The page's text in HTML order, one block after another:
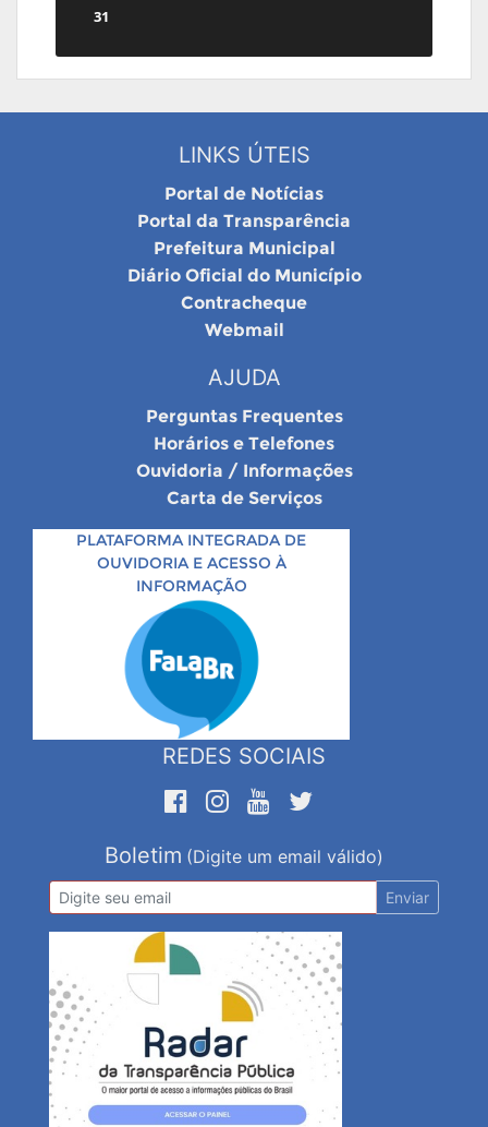
31
LINKS ÚTEIS
Portal de Notícias
Portal da Transparência
Prefeitura Municipal
Diário Oficial do Município
Contracheque
Webmail
AJUDA
Perguntas Frequentes
Horários e Telefones
Ouvidoria / Informações
Carta de Serviços
PLATAFORMA INTEGRADA DE
OUVIDORIA E ACESSO À
INFORMAÇÃO
REDES SOCIAIS
Boletim (Digite um email válido)
Enviar